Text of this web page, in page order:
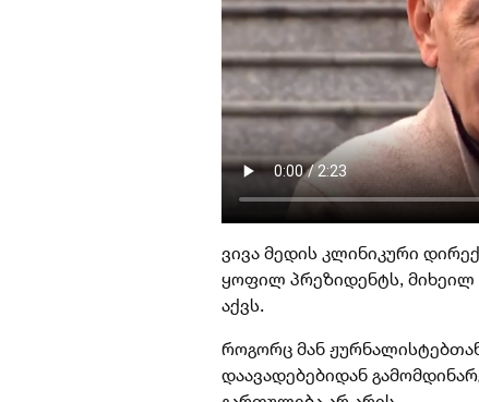
ვივა მედის კლინიკური
ყოფილ პრეზიდენტს, მიხეილ
აქვს.
როგორც მან
დაავადებებიდან